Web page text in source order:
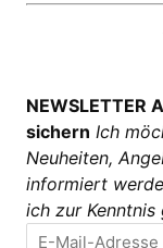
NEWSLETTER
sichern Ich
Neuheiten,
informiert
ich zur Kenntnis